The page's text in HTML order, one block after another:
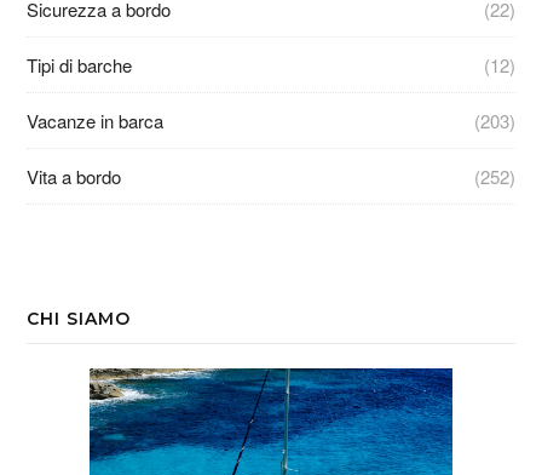
Sicurezza a bordo (22)
Tipi di barche (12)
Vacanze in barca (203)
Vita a bordo (252)
CHI SIAMO